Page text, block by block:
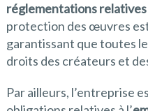
réglementations
protection des œuvres
garantissant que toutes
droits des créateurs et
Par ailleurs, l’entreprise